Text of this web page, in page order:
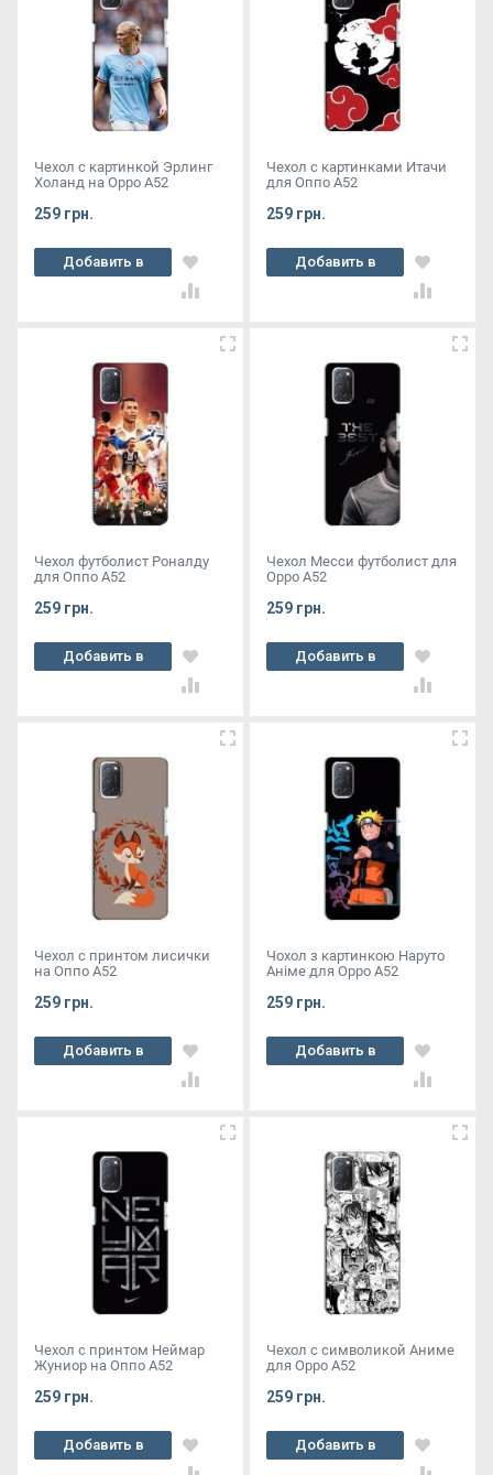
Чехол с картинкой Эрлинг
Холанд на Oppo A52
259 грн.
Добавить в
корзину
Чехол с картинками Итачи
для Оппо А52
259 грн.
Добавить в
корзину
Чехол футболист Роналду
для Оппо А52
259 грн.
Добавить в
корзину
Чехол Месси футболист для
Oppo A52
259 грн.
Добавить в
корзину
Чехол с принтом лисички
на Оппо А52
259 грн.
Добавить в
корзину
Чохол з картинкою Наруто
Аніме для Oppo A52
259 грн.
Добавить в
корзину
Чехол с принтом Неймар
Жуниор на Оппо А52
259 грн.
Добавить в
корзину
Чехол с символикой Аниме
для Oppo A52
259 грн.
Добавить в
корзину